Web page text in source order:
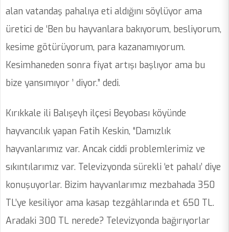
alan vatandaş pahalıya eti aldığını söylüyor ama
üretici de ‘Ben bu hayvanlara bakıyorum, besliyorum,
kesime götürüyorum, para kazanamıyorum.
Kesimhaneden sonra fiyat artışı başlıyor ama bu
bize yansımıyor ’ diyor.” dedi.
Kırıkkale ili Balışeyh ilçesi Beyobası köyünde
hayvancılık yapan Fatih Keskin, “Damızlık
hayvanlarımız var. Ancak ciddi problemlerimiz ve
sıkıntılarımız var. Televizyonda sürekli ‘et pahalı’ diye
konuşuyorlar. Bizim hayvanlarımız mezbahada 350
TL’ye kesiliyor ama kasap tezgâhlarında et 650 TL.
Aradaki 300 TL nerede? Televizyonda bağırıyorlar